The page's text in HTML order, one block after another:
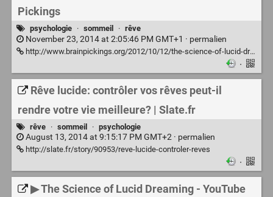
Pickings
psychologie · sommeil · rêve
November 23, 2014 at 2:05:46 PM GMT+1 · permalien
http://www.brainpickings.org/2012/10/12/the-science-of-lucid-dreaming/
·
Rêve lucide: contrôler vos rêves peut-il
rendre votre vie meilleure? | Slate.fr
rêve · sommeil · psychologie
August 13, 2014 at 9:15:17 PM GMT+2 · permalien
http://slate.fr/story/90953/reve-lucide-controler-reves
·
▶ The Science of Lucid Dreaming - YouTube